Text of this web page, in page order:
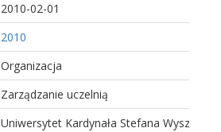
2010-02-01
2010
Organizacja
Zarządzanie uczelnią
Uniwersytet Kardynała Stefana